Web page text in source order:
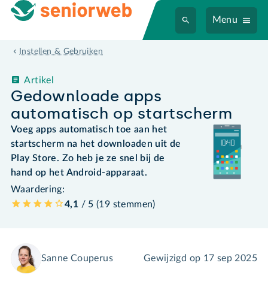
Menu
Instellen & Gebruiken
Gedownloade apps
automatisch op startscherm
Artikel
Voeg apps automatisch toe aan het
startscherm na het downloaden uit de
Play Store. Zo heb je ze snel bij de
hand op het Android-apparaat.
Waardering:
4,1 / 5 (19 stemmen)
Sanne Couperus Gewijzigd op 17 sep 2025